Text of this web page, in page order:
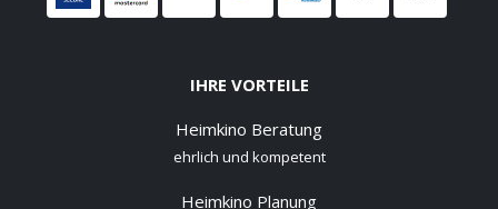
IHRE VORTEILE
Heimkino Beratung
ehrlich und kompetent
Heimkino Planung